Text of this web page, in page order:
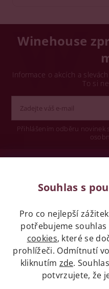
Winehouse
Informace o akcích a
To si
Přihlášením odběru novinek
Legislativa
Zákaz prodeje
mladších 18 let.
Naše služby
Souhlas s
Pro co nejlepší
potřebujeme souhlas
cookies, které se
prohlížeči. Odmítnutí
kliknutím zde.
potvrzujete, že